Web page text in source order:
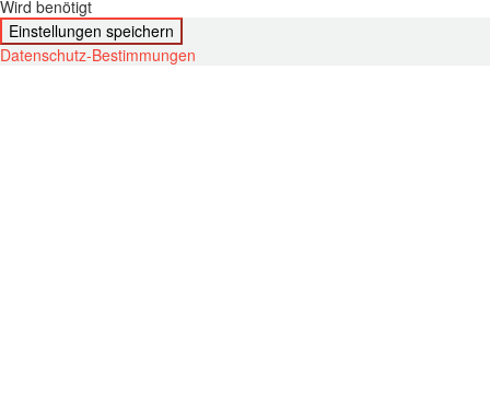
Wird benötigt
Einstellungen speichern
Datenschutz-Bestimmungen